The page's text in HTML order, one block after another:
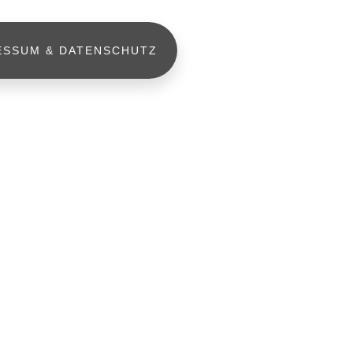
& DATENSCHUTZ